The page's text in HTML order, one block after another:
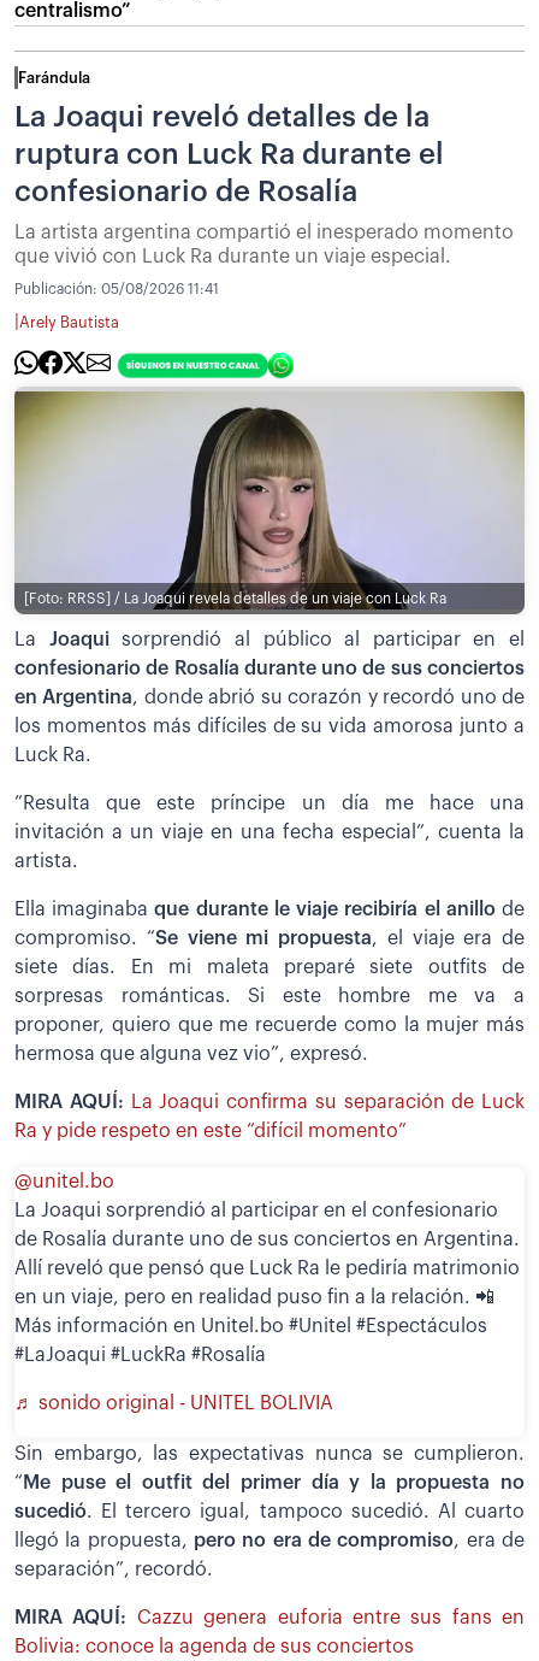
centralismo”
Farándula
La Joaqui reveló detalles de la
ruptura con Luck Ra durante el
confesionario de Rosalía
La artista argentina compartió el inesperado momento
que vivió con Luck Ra durante un viaje especial.
Publicación: 05/08/2026 11:41
Arely Bautista
[Foto: RRSS] / La Joaqui revela detalles de un viaje con Luck Ra
La Joaquisorprendió al público al participar en el
confesionario de Rosalía durante uno de sus conciertos
en Argentina, donde abrió su corazón y recordó uno de
los momentos más difíciles de su vida amorosa junto a
Luck Ra.
”Resulta que este príncipe un día me hace una
invitación a un viaje en una fecha especial”, cuenta la
artista.
Ella imaginabaque durante le viaje recibiría el anillode
compromiso. “Se viene mi propuesta, el viaje era de
siete días. En mi maleta preparé siete outfits de
sorpresas románticas. Si este hombre me va a
proponer, quiero que me recuerde como la mujer más
hermosa que alguna vez vio”, expresó.
MIRA AQUÍ: La Joaqui confirma su separación de Luck
Ra y pide respeto en este “difícil momento”
@unitel.bo
La Joaqui sorprendió al participar en el confesionario
de Rosalía durante uno de sus conciertos en Argentina.
Allí reveló que pensó que Luck Ra le pediría matrimonio
en un viaje, pero en realidad puso fin a la relación. 📲
Más información en Unitel.bo #Unitel #Espectáculos
#LaJoaqui #LuckRa #Rosalía
♬ sonido original - UNITEL BOLIVIA
Sin embargo, las expectativas nunca se cumplieron.
“ Me puse el outfit del primer día y la propuesta no
sucedió. El tercero igual, tampoco sucedió. Al cuarto
llegó la propuesta, pero no era de compromiso, era de
separación”, recordó.
MIRA AQUÍ: Cazzu genera euforia entre sus fans en
Bolivia: conoce la agenda de sus conciertos